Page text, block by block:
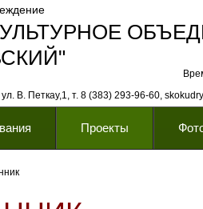
В. Петкау,1, т. 8 (383) 293-96-60,
Проекты